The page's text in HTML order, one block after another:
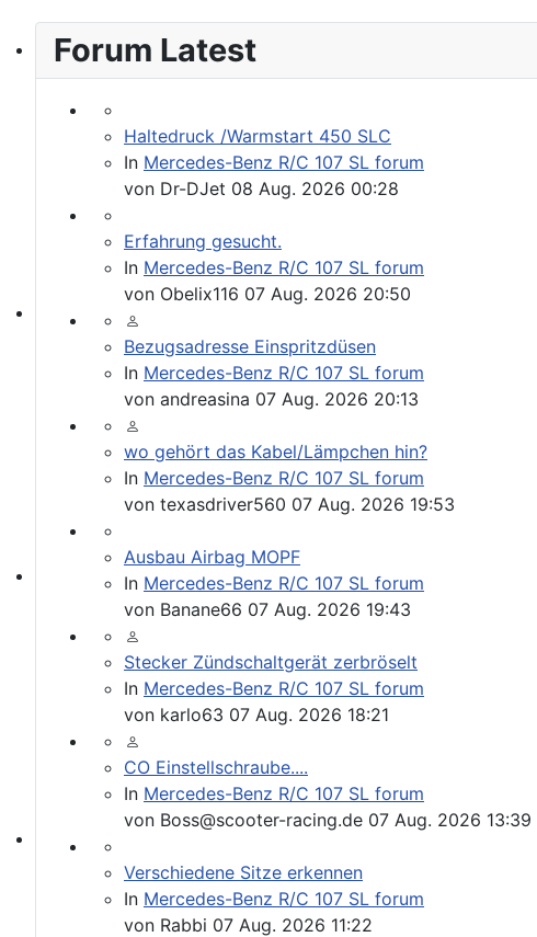
Workshop Manual in der SLpedia - leider nur in Englisch
Willkommen andere MB Oldtimer
107-Zahlen
Werkstatt Artikel
Forum Latest
Haltedruck /Warmstart 450 SLC
In Mercedes-Benz R/C 107 SL forum
von Dr-DJet 08 Aug. 2026 00:28
Erfahrung gesucht.
In Mercedes-Benz R/C 107 SL forum
von Obelix116 07 Aug. 2026 20:50
Bezugsadresse Einspritzdüsen
In Mercedes-Benz R/C 107 SL forum
von andreasina 07 Aug. 2026 20:13
wo gehört das Kabel/Lämpchen hin?
In Mercedes-Benz R/C 107 SL forum
von texasdriver560 07 Aug. 2026 19:53
Ausbau Airbag MOPF
In Mercedes-Benz R/C 107 SL forum
von Banane66 07 Aug. 2026 19:43
Stecker Zündschaltgerät zerbröselt
In Mercedes-Benz R/C 107 SL forum
von karlo63 07 Aug. 2026 18:21
CO Einstellschraube....
In Mercedes-Benz R/C 107 SL forum
von Boss@scooter-racing.de 07 Aug. 2026 13:39
Verschiedene Sitze erkennen
In Mercedes-Benz R/C 107 SL forum
von Rabbi 07 Aug. 2026 11:22